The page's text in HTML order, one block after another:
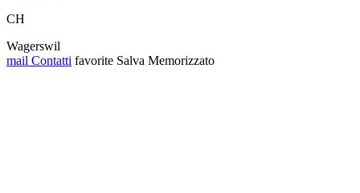
CH
Wagerswil
mail Contatti favorite Salva Memorizzato